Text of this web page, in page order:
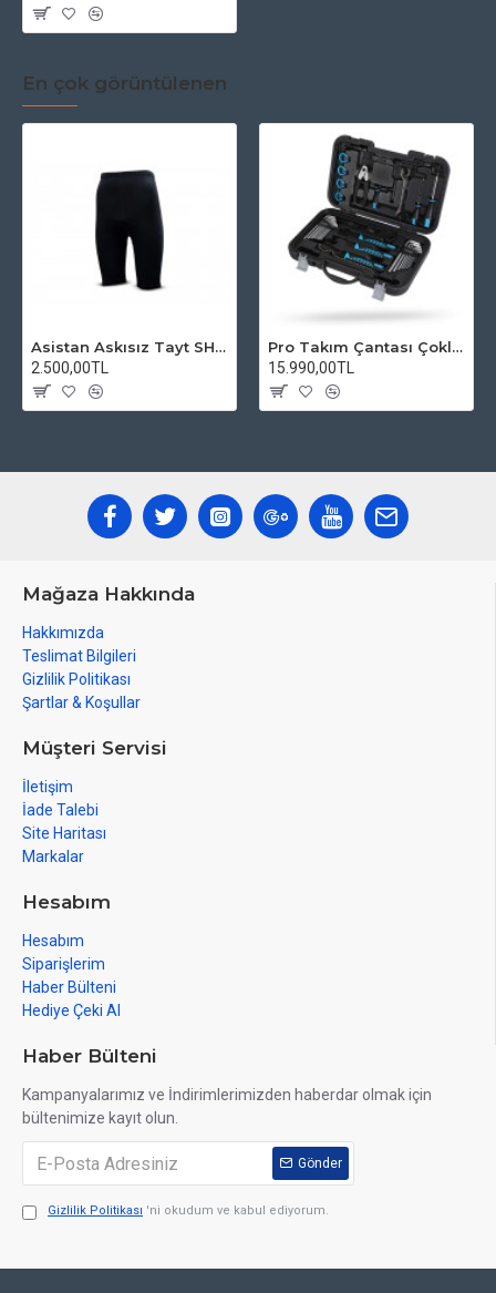
En çok görüntülenen
Asistan Askısız Tayt SH20 Pedli Siyah
2.500,00TL
Pro Takım Çantası Çoklu Tamir Seti
15.990,00TL
Mağaza Hakkında
Hakkımızda
Teslimat Bilgileri
Gizlilik Politikası
Şartlar & Koşullar
Müşteri Servisi
İletişim
İade Talebi
Site Haritası
Markalar
Hesabım
Hesabım
Siparişlerim
Haber Bülteni
Hediye Çeki Al
Haber Bülteni
Kampanyalarımız ve İndirimlerimizden haberdar olmak için
bültenimize kayıt olun.
Gönder
Gizlilik Politikası 'ni okudum ve kabul ediyorum.